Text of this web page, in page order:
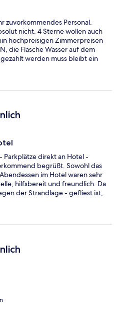
zuvorkommendes Personal.
nicht. 4 Sterne wollen auch
hochpreisigen Zimmerpreisen
die Flasche Wasser auf dem
werden muss bleibt ein
dringend die Angebotsstruktur
hier ist mehr drin ...
Parkplätze direkt an Hotel -
begrüßt. Sowohl das
im Hotel waren sehr
hilfsbereit und freundlich. Da
der Strandlage - gefliest ist,
etwas unterkühlt. Mit ein oder
sicherlich etwas verbessern.
daher sehr ruhig. Wir hatten
geräumig und sehr
- im Sommer gibt es hoffentlich
- ist der Hit und bietet einen
waren sehr gut.
wir von zu Hause nicht mehr
das Hotel alternativ schmale
Auschecken bis 11 Uhr